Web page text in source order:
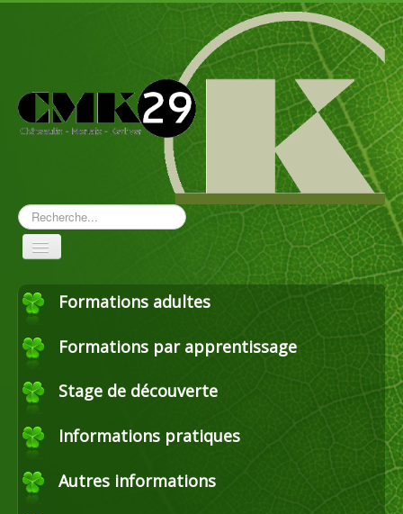
Rechercher
Toggle
Navigation
Aménagement paysager
Commerce
Formations adultes
Formations par apprentissage
Stage de découverte
Informations pratiques
Autres informations